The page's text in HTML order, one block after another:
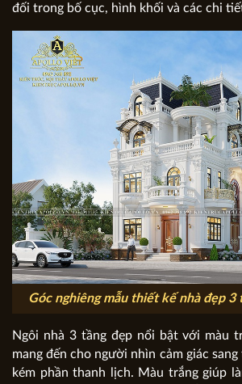
đối trong bố cục, hình khối và các chi
Góc nghiêng mẫu thiết kế nhà đẹp 3
Ngôi nhà 3 tầng đẹp nổi bật với màu
mang đến cho người nhìn cảm giác
kém phần thanh lịch. Màu trắng giúp